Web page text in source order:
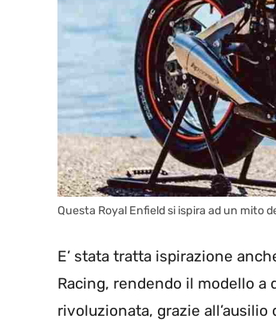
Questa Royal Enfield si ispira ad un mito
E’ stata tratta ispirazione
Racing, rendendo il modello a
rivoluzionata, grazie